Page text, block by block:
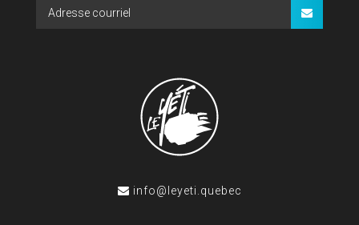
info@leyeti.quebec